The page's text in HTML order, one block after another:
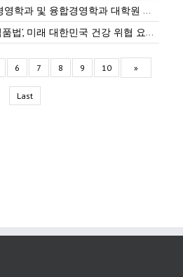
성공회대학교 협동조합경영학과 및 융합경영학과 대학원 모집 안내
“보충제 중심 ‘건강기능식품법’, 미래 대한민국 건강 위협 요소” -건강한겨레 게재
6 7 8 9 10 »
Last